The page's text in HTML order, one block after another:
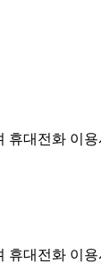
휴대전화 이
휴대전화 이